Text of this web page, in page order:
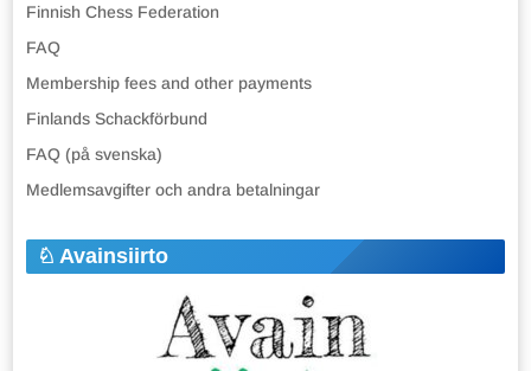
Finnish Chess Federation
FAQ
Membership fees and other payments
Finlands Schackförbund
FAQ (på svenska)
Medlemsavgifter och andra betalningar
Avainsiirto